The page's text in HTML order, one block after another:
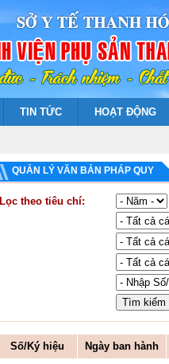
TIN TỨC HOẠT ĐỘNG
QUẢN LÝ VĂN BẢN PHÁP QUY
Lọc theo tiêu chí:
Số/Ký hiệu Ngày ban hành